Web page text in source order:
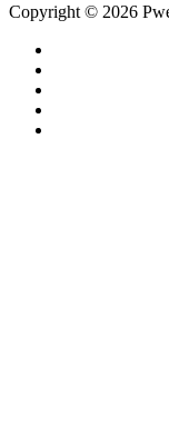
Copyright © 2026